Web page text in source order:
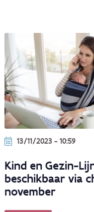
13/11/2023 - 10:59
Kind en Gezin-
beschikbaar via
november